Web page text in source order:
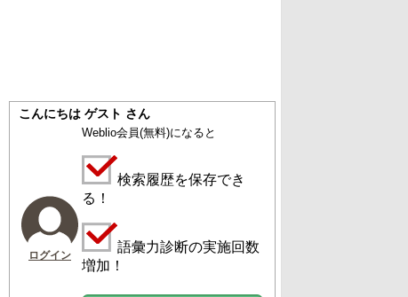
こんにちは ゲスト さん
ログイン
Weblio会員(無料)になると
検索履歴を保存でき
る！
語彙力診断の実施回数
増加！